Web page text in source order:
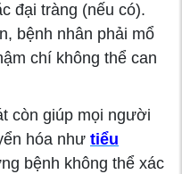
đại tràng (nếu có).
bệnh nhân phải mổ
chí không thể can
còn giúp mọi người
hóa như tiểu
bệnh không thể xác